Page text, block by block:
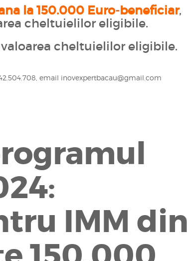
la 150.000 Euro-beneficiar,
cheltuielilor eligibile.
cheltuielilor eligibile.
email inovexpertbacau@gmail.com
IMM